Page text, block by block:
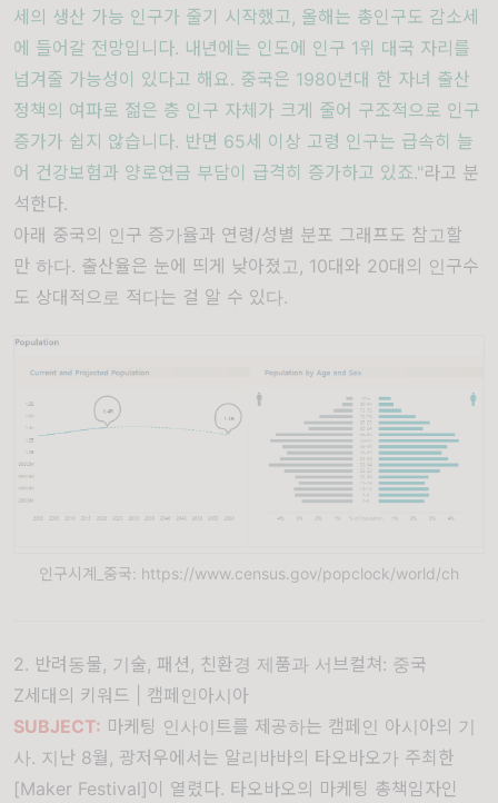
세의 생산 가능 인구가 줄기 시작했고, 올해는 총인구도 감소세
에 들어갈 전망입니다. 내년에는 인도에 인구 1위 대국 자리를
넘겨줄 가능성이 있다고 해요. 중국은 1980년대 한 자녀 출산
정책의 여파로 젊은 층 인구 자체가 크게 줄어 구조적으로 인구
증가가 쉽지 않습니다. 반면 65세 이상 고령 인구는 급속히 늘
어 건강보험과 양로연금 부담이 급격히 증가하고 있죠."라고 분
석한다.
아래 중국의 인구 증가율과 연령/성별 분포 그래프도 참고할
만 하다. 출산율은 눈에 띄게 낮아졌고, 10대와 20대의 인구수
도 상대적으로 적다는 걸 알 수 있다.
인구시계_중국: https://www.census.gov/popclock/world/ch
2. 반려동물, 기술, 패션, 친환경 제품과 서브컬쳐: 중국
Z세대의 키워드 | 캠페인아시아
SUBJECT: 마케팅 인사이트를 제공하는 캠페인 아시아의 기
사. 지난 8월, 광저우에서는 알리바바의 타오바오가 주최한
[Maker Festival]이 열렸다. 타오바오의 마케팅 총책임자인